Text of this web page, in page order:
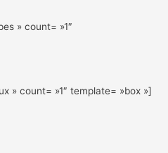
» count= »1″
» count= »1″ template= »box »]